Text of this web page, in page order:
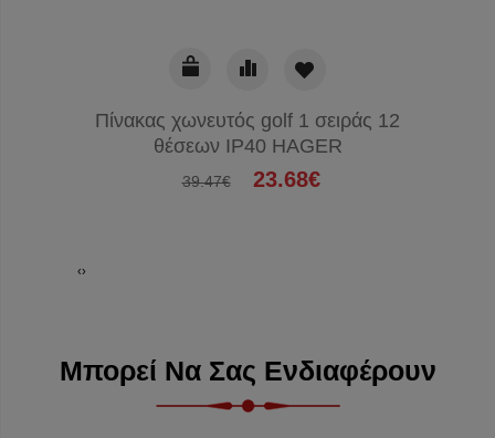
Πίνακας χωνευτός golf 1 σειράς 12
θέσεων IP40 HAGER
39.47€ 23.68€
‹›
Μπορεί Να Σας Ενδιαφέρουν